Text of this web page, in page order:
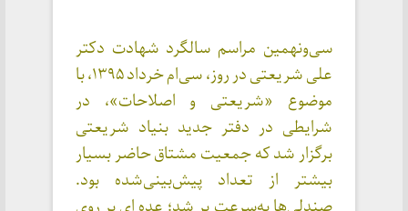
سی‌ونهمین مراسم سالگرد شهادت دکتر
علی شریعتی در روز، سی‌ام خرداد ۱۳۹۵، با
موضوع «شریعتی و اصلاحات»، در
شرایطی در دفتر جدید بنیاد شریعتی
برگزار شد که جمعیت مشتاق حاضر بسیار
بیشتر از تعداد پیش‌بینی‌شده بود.